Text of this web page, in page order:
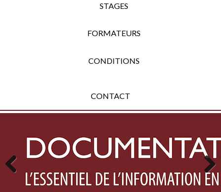
STAGES
FORMATEURS
CONDITIONS
CONTACT
Previous Next